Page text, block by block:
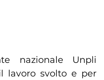
nazionale Unpli
lavoro svolto e per